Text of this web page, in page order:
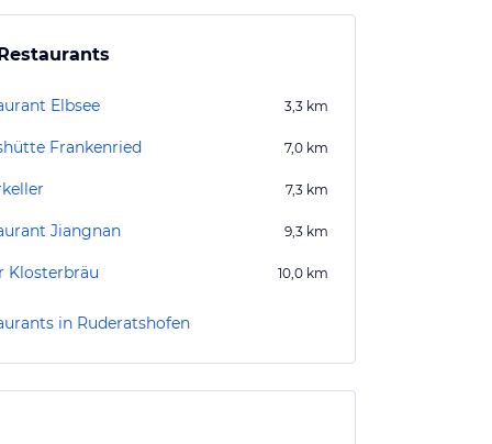
Elbsee 3,3 km
Frankenried 7,0 km
7,3 km
Jiangnan 9,3 km
Klosterbräu 10,0 km
in Ruderatshofen